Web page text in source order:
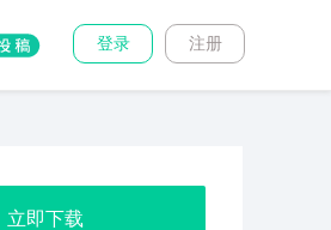
注册
登录
立即下载